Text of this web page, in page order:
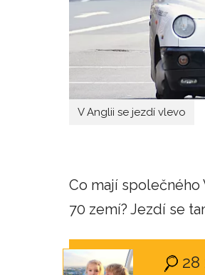
V Anglii se jezdí vlevo
Co mají společného
70 zemí? Jezdí se
28